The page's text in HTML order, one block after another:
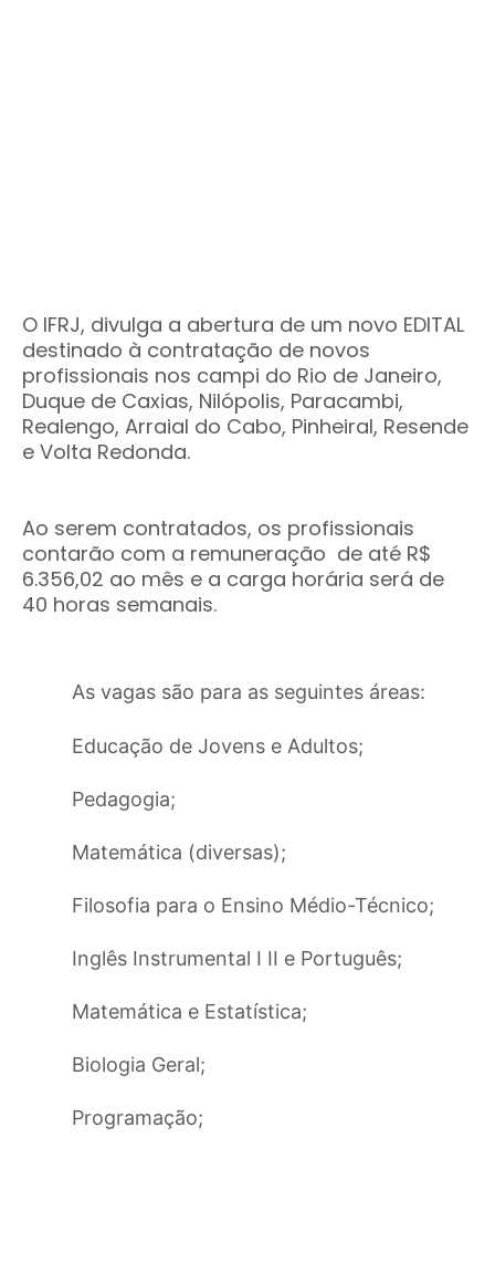
O IFRJ, divulga a abertura de um novo EDITAL
destinado à contratação de novos
profissionais nos campi do Rio de Janeiro,
Duque de Caxias, Nilópolis, Paracambi,
Realengo, Arraial do Cabo, Pinheiral, Resende
e Volta Redonda.
Ao serem contratados, os profissionais
contarão com a remuneração de até R$
6.356,02 ao mês e a carga horária será de
40 horas semanais.
As vagas são para as seguintes áreas:
Educação de Jovens e Adultos;
Pedagogia;
Matemática (diversas);
Filosofia para o Ensino Médio-Técnico;
Inglês Instrumental I II e Português;
Matemática e Estatística;
Biologia Geral;
Programação;